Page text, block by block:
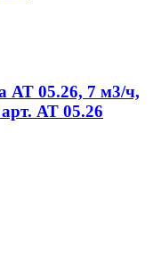
АТ 05.26, 7 м3/ч,
АТ 05.26